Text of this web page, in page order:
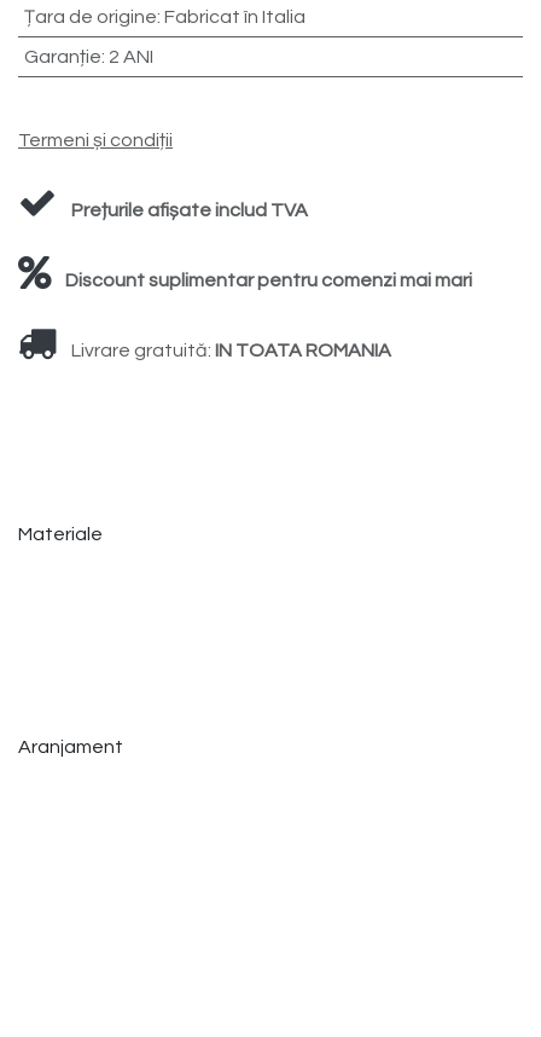
Țara de origine: Fabricat în Italia
Garanție: 2 ANI
Termeni și condiții
Prețurile afișate includ TVA
Discount suplimentar pentru comenzi mai mari
Livrare gratuită: IN TOATA ROMANIA
Materiale
Aranjament